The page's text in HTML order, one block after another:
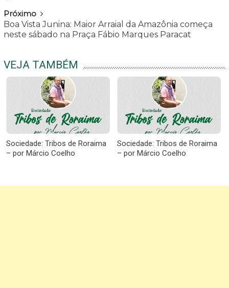
Próximo
Boa Vista Junina: Maior Arraial da Amazônia começa
neste sábado na Praça Fábio Marques Paracat
VEJA TAMBÉM
Sociedade: Tribos de Roraima
– por Márcio Coelho
Sociedade: Tribos de Roraima
– por Márcio Coelho